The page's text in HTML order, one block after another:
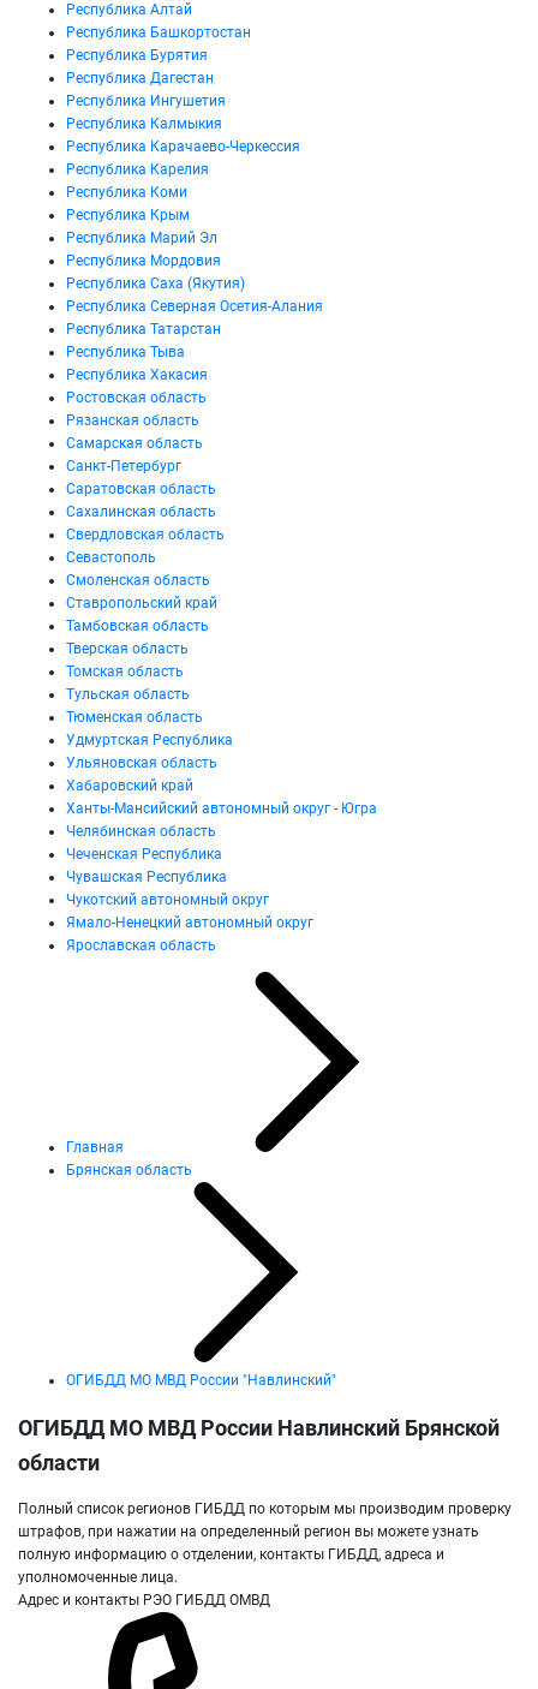
Республика Алтай
Республика Башкортостан
Республика Бурятия
Республика Дагестан
Республика Ингушетия
Республика Калмыкия
Республика Карачаево-Черкессия
Республика Карелия
Республика Коми
Республика Крым
Республика Марий Эл
Республика Мордовия
Республика Саха (Якутия)
Республика Северная Осетия-Алания
Республика Татарстан
Республика Тыва
Республика Хакасия
Ростовская область
Рязанская область
Самарская область
Санкт-Петербург
Саратовская область
Сахалинская область
Свердловская область
Севастополь
Смоленская область
Ставропольский край
Тамбовская область
Тверская область
Томская область
Тульская область
Тюменская область
Удмуртская Республика
Ульяновская область
Хабаровский край
Ханты-Мансийский автономный округ - Югра
Челябинская область
Чеченская Республика
Чувашская Республика
Чукотский автономный округ
Ямало-Ненецкий автономный округ
Ярославская область
Главная
Брянская область
ОГИБДД МО МВД России "Навлинский"
ОГИБДД МО МВД России Навлинский Брянской
области
Полный список регионов ГИБДД по которым мы производим проверку
штрафов, при нажатии на определенный регион вы можете узнать
полную информацию о отделении, контакты ГИБДД, адреса и
уполномоченные лица.
Адрес и контакты РЭО ГИБДД ОМВД